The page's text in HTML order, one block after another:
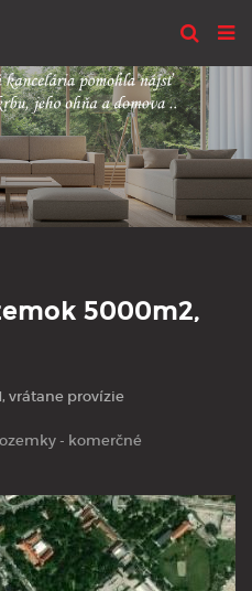
5000m2,
vrátane provízie
- komerčné